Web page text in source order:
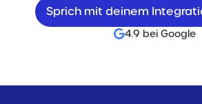
Sprich mit deinem
4.9 bei Google